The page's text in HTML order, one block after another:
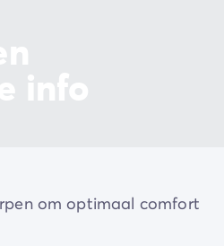
om optimaal comfort